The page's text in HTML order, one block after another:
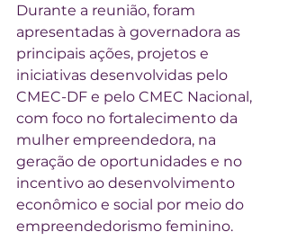
Durante a reunião, foram
apresentadas à governadora as
principais ações, projetos e
iniciativas desenvolvidas pelo
CMEC-DF e pelo CMEC Nacional,
com foco no fortalecimento da
mulher empreendedora, na
geração de oportunidades e no
incentivo ao desenvolvimento
econômico e social por meio do
empreendedorismo feminino.